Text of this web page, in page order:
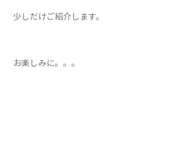
少しだけご紹介します。
お楽しみに。。。